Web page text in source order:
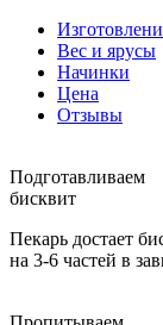
Вес и ярусы
Начинки
Цена
Отзывы
Подготавливаем
бисквит
Пекарь достает
на 3-6 частей в